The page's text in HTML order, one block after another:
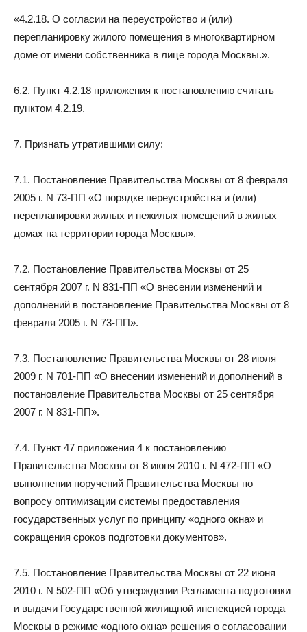
«4.2.18. О согласии на переустройство и (или)
перепланировку жилого помещения в многоквартирном
доме от имени собственника в лице города Москвы.».
6.2. Пункт 4.2.18 приложения к постановлению считать
пунктом 4.2.19.
7. Признать утратившими силу:
7.1. Постановление Правительства Москвы от 8 февраля
2005 г. N 73-ПП «О порядке переустройства и (или)
перепланировки жилых и нежилых помещений в жилых
домах на территории города Москвы».
7.2. Постановление Правительства Москвы от 25
сентября 2007 г. N 831-ПП «О внесении изменений и
дополнений в постановление Правительства Москвы от 8
февраля 2005 г. N 73-ПП».
7.3. Постановление Правительства Москвы от 28 июля
2009 г. N 701-ПП «О внесении изменений и дополнений в
постановление Правительства Москвы от 25 сентября
2007 г. N 831-ПП».
7.4. Пункт 47 приложения 4 к постановлению
Правительства Москвы от 8 июня 2010 г. N 472-ПП «О
выполнении поручений Правительства Москвы по
вопросу оптимизации системы предоставления
государственных услуг по принципу «одного окна» и
сокращения сроков подготовки документов».
7.5. Постановление Правительства Москвы от 22 июня
2010 г. N 502-ПП «Об утверждении Регламента подготовки
и выдачи Государственной жилищной инспекцией города
Москвы в режиме «одного окна» решения о согласовании